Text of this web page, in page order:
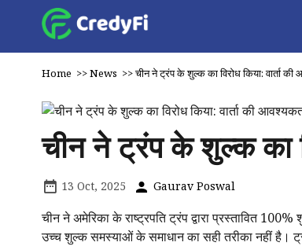
Home >>News >>चीन ने ट्रंप के शुल्क का विरोध किया: वार्ता की
चीन ने ट्रंप के शुल्क का
13 Oct, 2025 Gaurav Poswal
चीन ने अमेरिका के राष्ट्रपति ट्रंप द्वारा प्रस्तावित
उच्च शुल्क समस्याओं के समाधान का सही तरीका नहीं है।